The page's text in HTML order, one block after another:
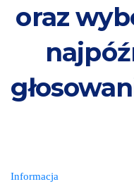
oraz
Informacja